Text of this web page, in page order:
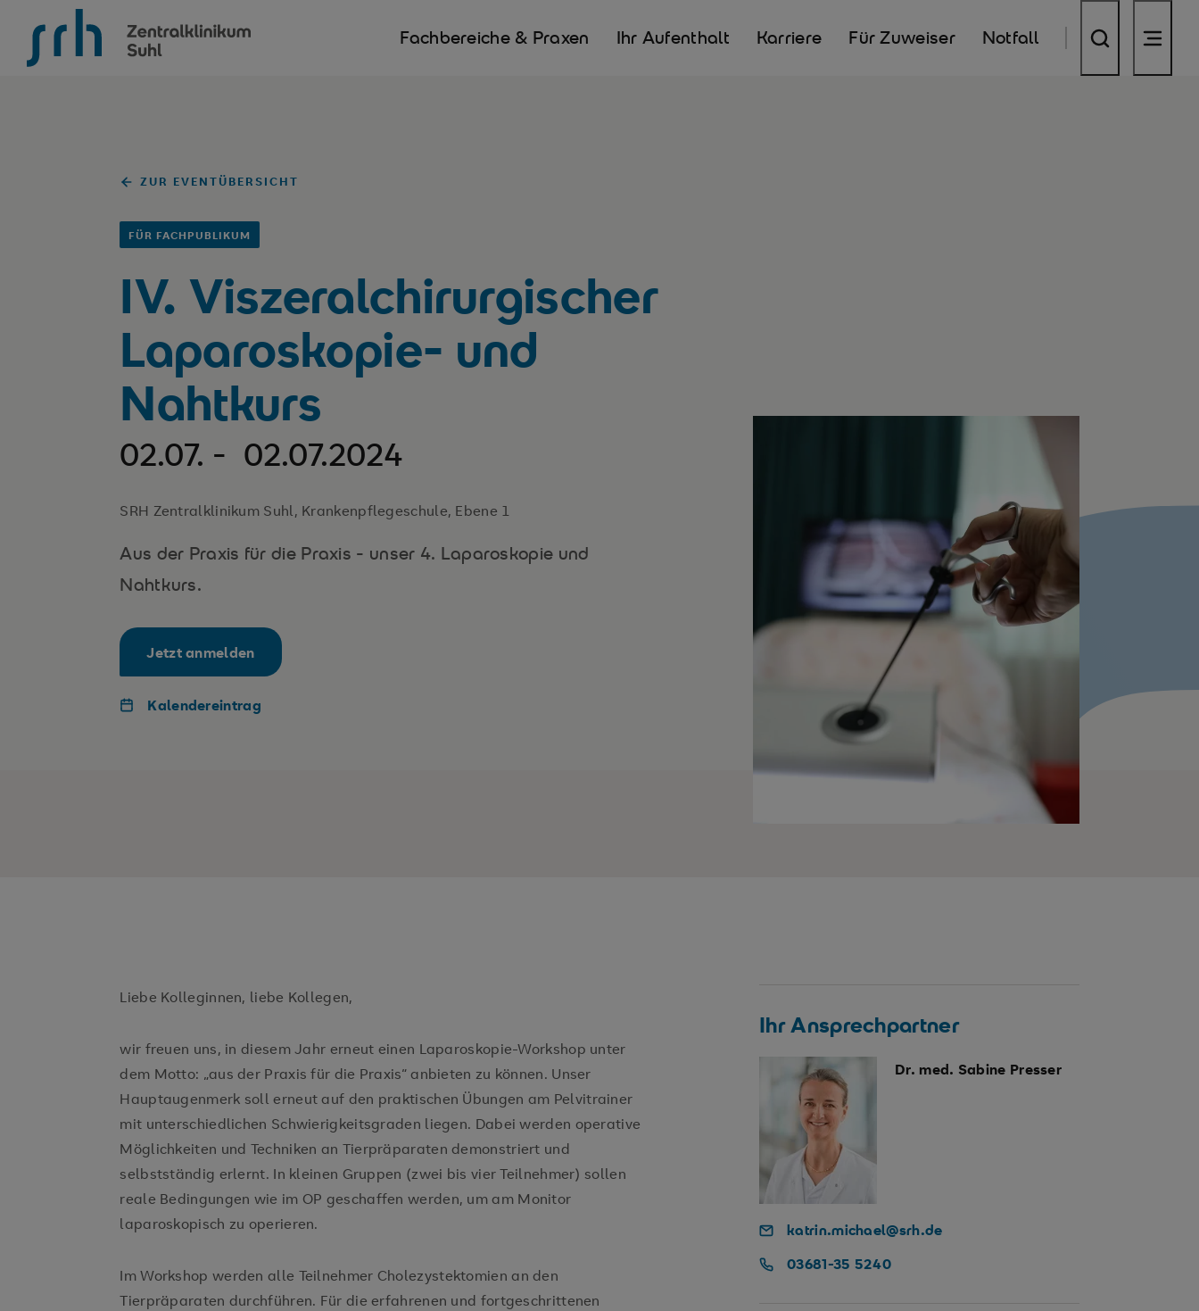
Fachbereiche & Praxen Ihr Aufenthalt Karriere Für Zuweiser Notfall
ZUR EVENTÜBERSICHT
FÜR FACHPUBLIKUM
IV. Viszeralchirurgischer
Laparoskopie- und
Nahtkurs
02.07. - 02.07.2024
SRH Zentralklinikum Suhl, Krankenpflegeschule, Ebene 1
Aus der Praxis für die Praxis - unser 4. Laparoskopie und
Nahtkurs.
Jetzt anmelden
Kalendereintrag
Liebe Kolleginnen, liebe Kollegen,
wir freuen uns, in diesem Jahr erneut einen Laparoskopie-Workshop unter
dem Motto: „aus der Praxis für die Praxis“ anbieten zu können. Unser
Hauptaugenmerk soll erneut auf den praktischen Übungen am Pelvitrainer
mit unterschiedlichen Schwierigkeitsgraden liegen. Dabei werden operative
Möglichkeiten und Techniken an Tierpräparaten demonstriert und
selbstständig erlernt. In kleinen Gruppen (zwei bis vier Teilnehmer) sollen
reale Bedingungen wie im OP geschaffen werden, um am Monitor
laparoskopisch zu operieren.
Im Workshop werden alle Teilnehmer Cholezystektomien an den
Tierpräparaten durchführen. Für die erfahrenen und fortgeschrittenen
Ihr Ansprechpartner
Dr. med. Sabine Presser
katrin.michael@srh.de
03681-35 5240